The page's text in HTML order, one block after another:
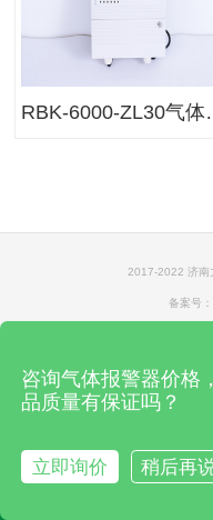
RBK-
2017-2022 济南
备案号：
咨询气体报警器价格
品质量有保证吗？
立即询价 稍后再